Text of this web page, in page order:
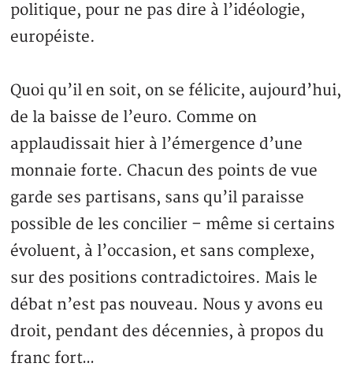
politique, pour ne pas dire à l’idéologie,
européiste.
Quoi qu’il en soit, on se félicite, aujourd’hui,
de la baisse de l’euro. Comme on
applaudissait hier à l’émergence d’une
monnaie forte. Chacun des points de vue
garde ses partisans, sans qu’il paraisse
possible de les concilier – même si certains
évoluent, à l’occasion, et sans complexe,
sur des positions contradictoires. Mais le
débat n’est pas nouveau. Nous y avons eu
droit, pendant des décennies, à propos du
franc fort…